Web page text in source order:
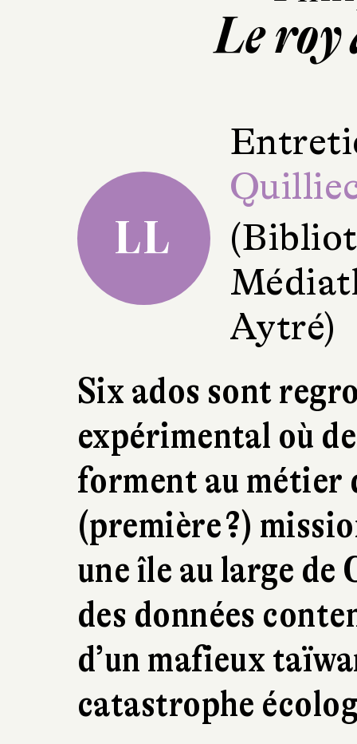
Le
LL
Aytré)
Six ados sont
expérimental où
forment au métier
(première ?)
une île au large de
des données
d’un mafieux
catastrophe